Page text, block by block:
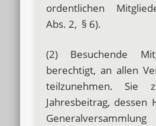
ordentlichen
Abs. 2, § 6).
(2) Besuchende
berechtigt, an allen
teilzunehmen. Sie
Jahresbeitrag, dessen